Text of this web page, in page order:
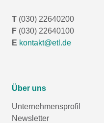
T (030) 22640200
F (030) 22640100
E kontakt@etl.de
Über uns
Unternehmensprofil
Newsletter